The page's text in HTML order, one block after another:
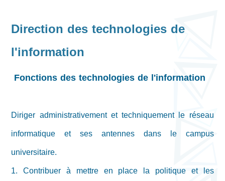
Direction des technologies de
l'information
Fonctions des technologies de l'information
Diriger administrativement et techniquement le réseau
informatique et ses antennes dans le campus
universitaire.
1. Contribuer à mettre en place la politique et les